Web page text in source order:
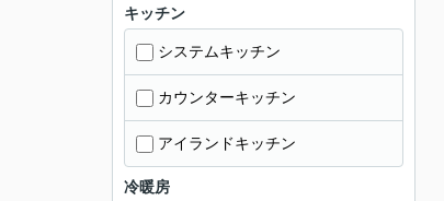
キッチン
システムキッチン
カウンターキッチン
アイランドキッチン
冷暖房